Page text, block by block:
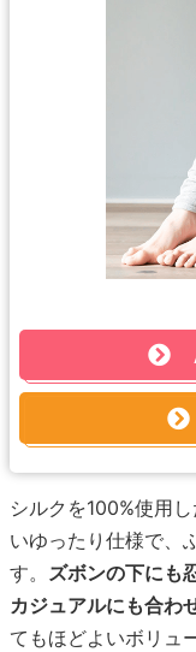
シルクを100%使用
いゆったり仕様で、
す。 ズボンの下にも
カジュアルにも合わ
てもほどよいボリュ